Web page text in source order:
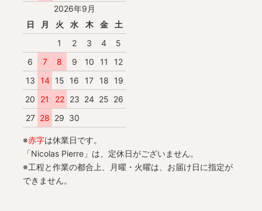
2026年9月
日
月 火 水 木 金
土
1
2 3 4
5
6
7 8 9 10 11
12
13
14 15 16 17 18
19
20
21 22 23 24 25 26
27 28 29 30
※赤字は休業日です。
「Nicolas Pierre」は、定休日がございません。
※工程と作業の都合上、月曜・火曜は、お届け日に指定が
できません。